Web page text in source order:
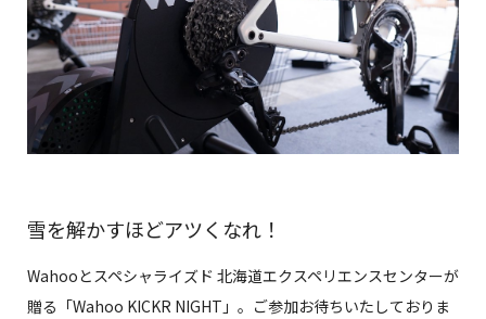
雪を解かすほどアツくなれ！
Wahooとスペシャライズド 北海道エクスペリエンスセンターが
贈る「Wahoo KICKR NIGHT」。ご参加お待ちいたしておりま